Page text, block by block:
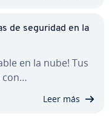
de seguridad en la
en la nube! Tus
con…
Leer más